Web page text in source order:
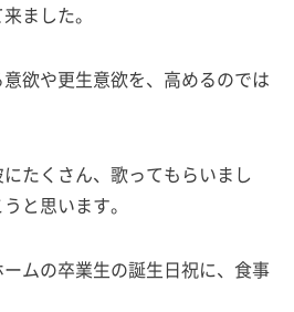
ました。
欲や更生意欲を、高めるのでは
たくさん、歌ってもらいまし
と思います。
ムの卒業生の誕生日祝に、食事